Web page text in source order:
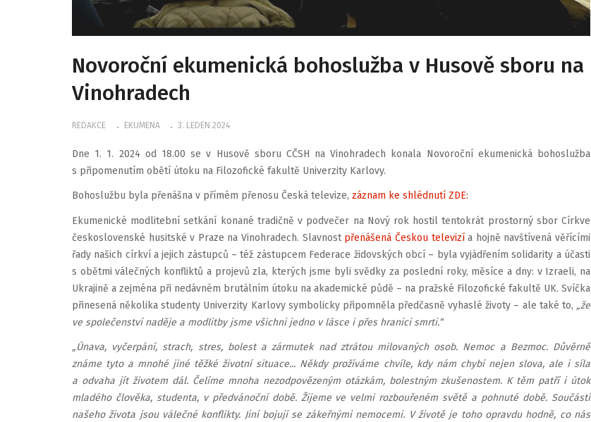
Novoroční ekumenická bohoslužba v Husově sboru na
Vinohradech
REDAKCE EKUMENA 3. LEDEN 2024
Dne 1. 1. 2024 od 18.00 se v Husově sboru CČSH na Vinohradech konala Novoroční ekumenická bohoslužba
s připomenutím obětí útoku na Filozofické fakultě Univerzity Karlovy.
Bohoslužbu byla přenášna v přímém přenosu Česká televize, záznam ke shlédnutí ZDE:
Ekumenické modlitební setkání konané tradičně v podvečer na Nový rok hostil tentokrát prostorný sbor Církve
československé husitské v Praze na Vinohradech. Slavnost přenášená Českou televizía hojně navštívená věřícími
řady našich církví a jejich zástupců – též zástupcem Federace židovských obcí – byla vyjádřením solidarity a účasti
s obětmi válečných konfliktů a projevů zla, kterých jsme byli svědky za poslední roky, měsíce a dny: v Izraeli, na
Ukrajině a zejména při nedávném brutálním útoku na akademické půdě – na pražské Filozofické fakultě UK. Svíčka
přinesená několika studenty Univerzity Karlovy symbolicky připomněla předčasně vyhaslé životy – ale také to, „že
ve společenství naděje a modlitby jsme všichni jedno v lásce i přes hranici smrti.“
„Únava, vyčerpání, strach, stres, bolest a zármutek nad ztrátou milovaných osob. Nemoc a Bezmoc. Důvěrně
známe tyto a mnohé jiné těžké životní situace... Někdy prožíváme chvíle, kdy nám chybí nejen slova, ale i síla
a odvaha jít životem dál. Čelíme mnoha nezodpovězeným otázkám, bolestným zkušenostem. K těm patří i útok
mladého člověka, studenta, v předvánoční době. Žijeme ve velmi rozbouřeném světě a pohnuté době. Součástí
našeho života jsou válečné konflikty. Jiní bojují se zákeřnými nemocemi. V životě je toho opravdu hodně, co nás